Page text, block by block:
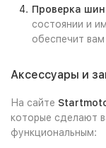
Проверка шин
состоянии и
обеспечит
Аксессуары и
На сайте
которые сделают
функциональным: